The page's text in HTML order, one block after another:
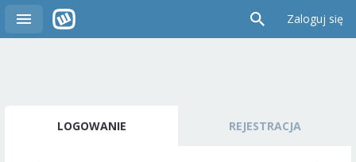
Zaloguj się
LOGOWANIE REJESTRACJA